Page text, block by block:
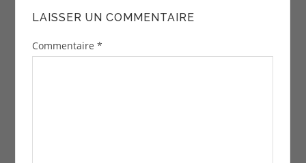
LAISSER UN COMMENTAIRE
Commentaire *